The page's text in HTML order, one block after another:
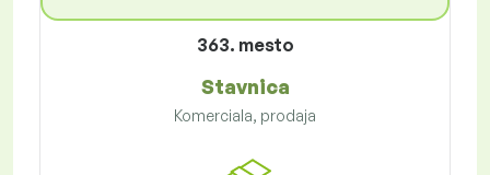
363. mesto
Stavnica
Komerciala, prodaja